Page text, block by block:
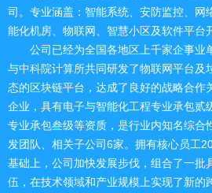
司。专业涵盖：智能系统、安防监控、网
能化机房、物联网、智慧小区及软件平台
公司已经为全国各地区上千家企事业
与中科院计算所共同研发了物联网平台及
态的区块链平台，达成了良好的战略合作
企业，具有电子与智能化工程专业承包贰
专业承包叁级等资质，是行业内知名综合
发团队、相关子公司6家。拥有核心员工
基础上，公司加快发展步伐，组合了一批
伍，在技术领域和产业规模上实现了新的